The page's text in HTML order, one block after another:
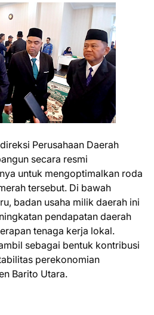
Perusahaan Daerah
secara resmi
untuk mengoptimalkan roda
tersebut. Di bawah
badan usaha milik daerah ini
pendapatan daerah
tenaga kerja lokal.
sebagai bentuk kontribusi
perekonomian
Barito Utara.